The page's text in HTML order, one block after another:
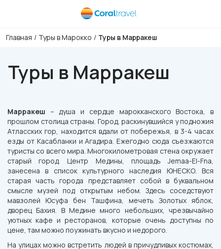
Главная / Туры в Марокко / Туры в Марракеш
Туры в Марракеш
Марракеш – душа и сердце марокканского Востока, в
прошлом столица страны. Город, раскинувшийся у подножия
Атласских гор, находится вдали от побережья, в 3-4 часах
езды от Касабланки и Агадира. Ежегодно сюда съезжаются
туристы со всего мира. Многокилометровая стена окружает
старый город. Центр Медины, площадь Jemaa-El-Fna,
занесена в список культурного наследия ЮНЕСКО. Вся
старая часть города представляет собой в буквальном
смысле музей под открытым небом. Здесь соседствуют
мавзолей Юсуфа бен Ташфина, мечеть Золотых яблок,
дворец Бахия. В Медине много небольших, чрезвычайно
уютных кафе и ресторанов, которые очень доступны по
цене, там можно поужинать вкусно и недорого.
На улицах можно встретить людей в причудливых костюмах,